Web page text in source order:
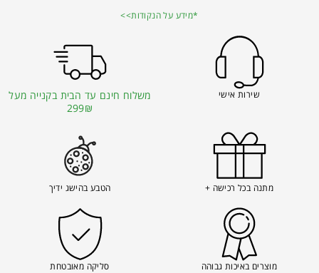
*מידע על הנקודות>>
שירות אישי
משלוח חינם עד הבית בקנייה מעל
299₪
מתנה בכל רכישה + הטבע בהישג ידיך
מוצרים באיכות גבוהה סליקה מאובטחת